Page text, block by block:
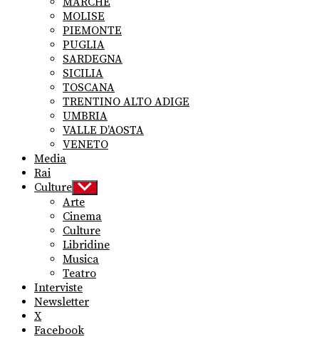
MOLISE
PIEMONTE
PUGLIA
SARDEGNA
SICILIA
TOSCANA
TRENTINO ALTO ADIGE
UMBRIA
VALLE D’AOSTA
VENETO
Media
Rai
Culture Show
sub
menu
Arte
Cinema
Culture
Libridine
Musica
Teatro
Interviste
Newsletter
X
Facebook